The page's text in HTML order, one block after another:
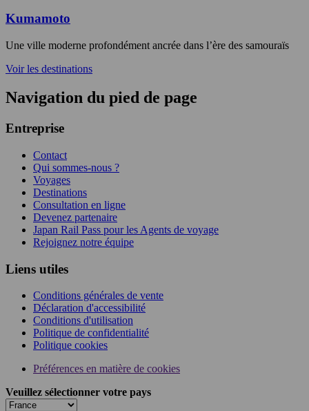
Kumamoto
Une ville moderne profondément ancrée dans l’ère des samouraïs
Voir les destinations
Navigation du pied de page
Entreprise
Contact
Qui sommes-nous ?
Voyages
Destinations
Consultation en ligne
Devenez partenaire
Japan Rail Pass pour les Agents de voyage
Rejoignez notre équipe
Liens utiles
Conditions générales de vente
Déclaration d'accessibilité
Conditions d'utilisation
Politique de confidentialité
Politique cookies
Préférences en matière de cookies
Veuillez sélectionner votre pays